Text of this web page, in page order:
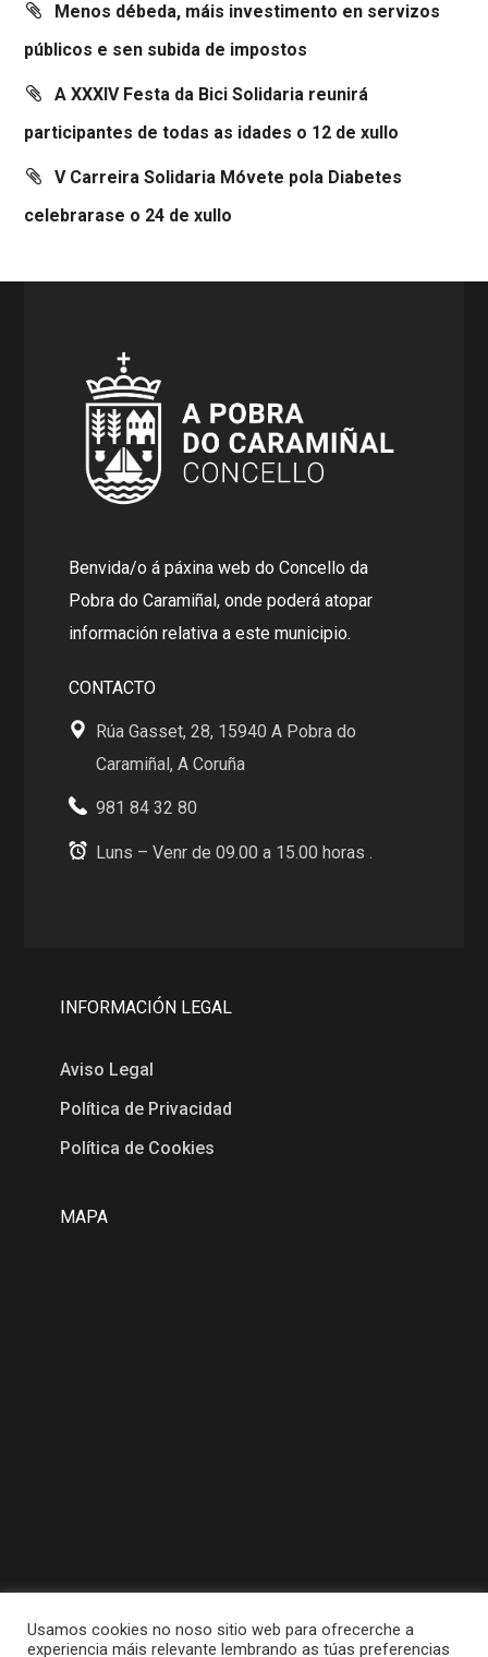
Menos débeda, máis investimento en servizos
públicos e sen subida de impostos
A XXXIV Festa da Bici Solidaria reunirá
participantes de todas as idades o 12 de xullo
V Carreira Solidaria Móvete pola Diabetes
celebrarase o 24 de xullo
Benvida/o á páxina web do Concello da
Pobra do Caramiñal, onde poderá atopar
información relativa a este municipio.
CONTACTO
Rúa Gasset, 28, 15940 A Pobra do
Caramiñal, A Coruña
981 84 32 80
Luns – Venr de 09.00 a 15.00 horas .
INFORMACIÓN LEGAL
Aviso Legal
Política de Privacidad
Política de Cookies
MAPA
Usamos cookies no noso sitio web para ofrecerche a
experiencia máis relevante lembrando as túas preferencias